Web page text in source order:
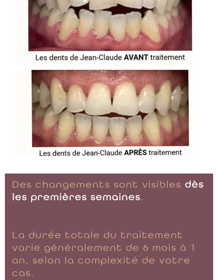
Des changements sont visibles dès
les premières semaines.
La durée totale du traitement
varie généralement de 6 mois à 1
an, selon la complexité de votre
cas.